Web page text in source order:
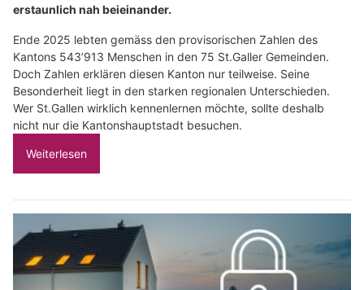
erstaunlich nah beieinander.
Ende 2025 lebten gemäss den provisorischen Zahlen des
Kantons 543’913 Menschen in den 75 St.Galler Gemeinden.
Doch Zahlen erklären diesen Kanton nur teilweise. Seine
Besonderheit liegt in den starken regionalen Unterschieden.
Wer St.Gallen wirklich kennenlernen möchte, sollte deshalb
nicht nur die Kantonshauptstadt besuchen.
Weiterlesen